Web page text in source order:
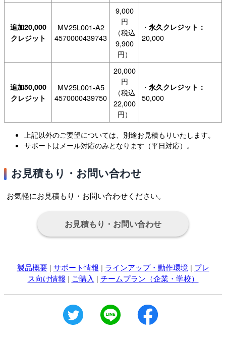
追加20,000
クレジット
MV25L001-A2
4570000439743
9,000
円
（税込
9,900
円）
・ 永久クレジット：
20,000
追加50,000
クレジット
MV25L001-A5
4570000439750
20,000
円
（税込
22,000
円）
・ 永久クレジット：
50,000
上記以外のご要望については、別途お見積もりいたします。
サポートはメール対応のみとなります（平日対応）。
お見積もり・お問い合わせ
お気軽にお見積もり・お問い合わせください。
お見積もり・お問い合わせ
製品概要| サポート情報 | ラインアップ・動作環境 | プレ
ス向け情報 | ご購入 | チームプラン（企業・学校）